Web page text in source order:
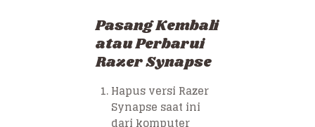
Pasang Kembali
atau Perbarui
Razer Synapse
Hapus versi Razer
Synapse saat ini